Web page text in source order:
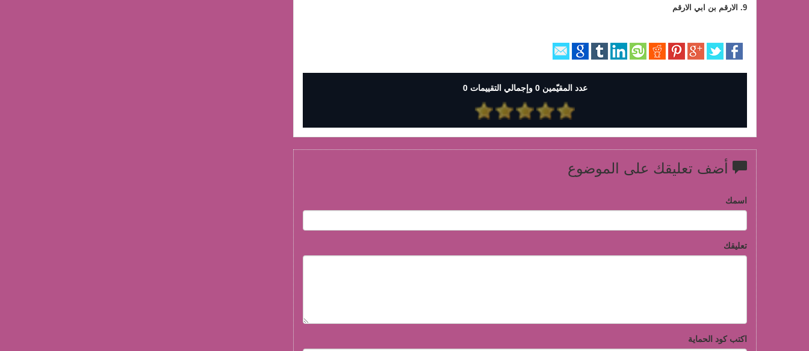
9. الارقم بن ابي الارقم
عدد المقيّمين 0 وإجمالي التقييمات 0
أضف تعليقك على الموضوع
اسمك
تعليقك
اكتب كود الحماية